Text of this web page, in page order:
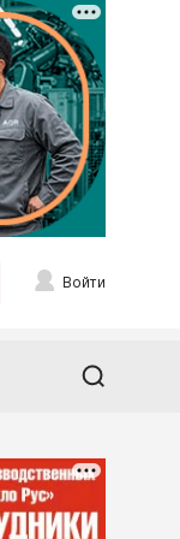
Войти